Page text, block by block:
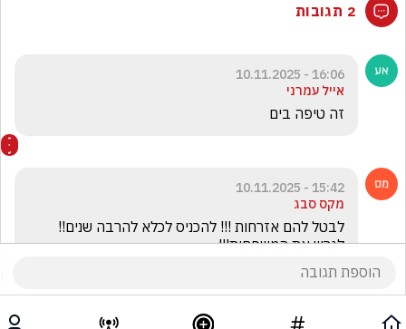
2 תגובות
16:06 - 10.11.2025
אייל עמרני
זה טיפה בים
15:42 - 10.11.2025
מקס סבג
לגרש את המשפחות!!!